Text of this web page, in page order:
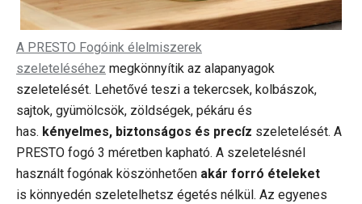
A PRESTO Fogóink élelmiszerek
szeleteléséhez megkönnyítik az alapanyagok
szeletelését. Lehetővé teszi a tekercsek, kolbászok,
sajtok, gyümölcsök, zöldségek, pékáru és
has. kényelmes, biztonságos és precíz szeletelését. A
PRESTO fogó 3 méretben kapható. A szeletelésnél
használt fogónak köszönhetően akár forró ételeket
is könnyedén szeletelhetsz égetés nélkül. Az egyenes